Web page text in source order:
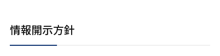
資産運用会社の従業員への取組み
コーポレートガバナンス
外部評価・環境認証
情報開示方針